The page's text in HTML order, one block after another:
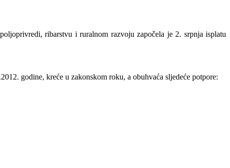
ribarstvu i ruralnom razvoju započela je 2. srpnja isplatu
godine, kreće u zakonskom roku, a obuhvaća sljedeće potpore: